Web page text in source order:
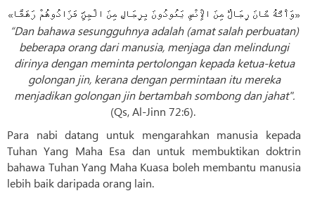
«وَأَنَّهُ كَانَ رِجَالٌ مِنَ الْإِنْسِ يَعُوذُونَ بِرِجَالٍ مِنَ الْجِنِّ فَزَادُوهُمْ رَهَقًا»
“Dan bahawa sesungguhnya adalah (amat salah perbuatan)
beberapa orang dari manusia, menjaga dan melindungi
dirinya dengan meminta pertolongan kepada ketua-ketua
golongan jin, kerana dengan permintaan itu mereka
menjadikan golongan jin bertambah sombong dan jahat".
(Qs, Al-Jinn 72:6).
Para nabi datang untuk mengarahkan manusia kepada
Tuhan Yang Maha Esa dan untuk membuktikan doktrin
bahawa Tuhan Yang Maha Kuasa boleh membantu manusia
lebih baik daripada orang lain.